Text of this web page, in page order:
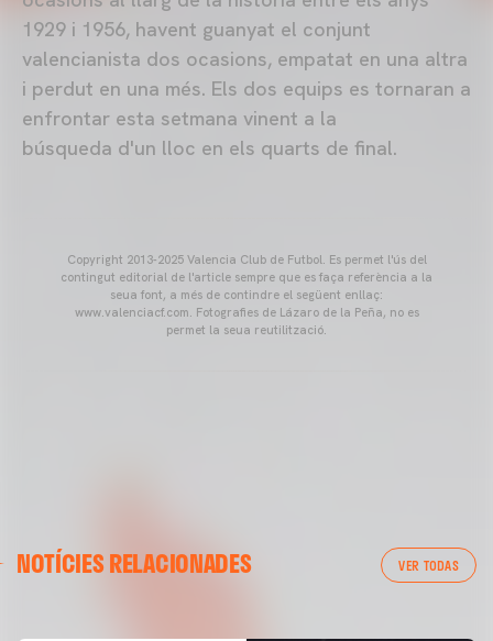
1929 i 1956, havent guanyat el conjunt
valencianista dos ocasions, empatat en una altra
i perdut en una més. Els dos equips es tornaran a
enfrontar esta setmana vinent a la
búsqueda d'un lloc en els quarts de final.
Copyright 2013-2025 Valencia Club de Futbol. Es permet l'ús del
contingut editorial de l'article sempre que es faça referència a la
seua font, a més de contindre el següent enllaç:
www.valenciacf.com. Fotografies de Lázaro de la Peña, no es
permet la seua reutilització.
NOTÍCIES RELACIONADES VER TODAS
ENTRENAMENT DEL VALENCIA CF 04/03/26